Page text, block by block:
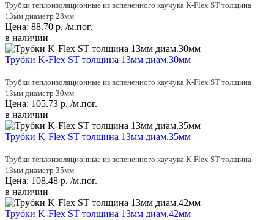
Трубки теплоизоляционные из вспененного каучука K-Flex ST толщина
13мм диаметр 28мм
Цена: 88.70 р. /м.пог.
в наличии
Трубки K-Flex ST толщина 13мм диам.30мм
Трубки теплоизоляционные из вспененного каучука K-Flex ST толщина
13мм диаметр 30мм
Цена: 105.73 р. /м.пог.
в наличии
Трубки K-Flex ST толщина 13мм диам.35мм
Трубки теплоизоляционные из вспененного каучука K-Flex ST толщина
13мм диаметр 35мм
Цена: 108.48 р. /м.пог.
в наличии
Трубки K-Flex ST толщина 13мм диам.42мм